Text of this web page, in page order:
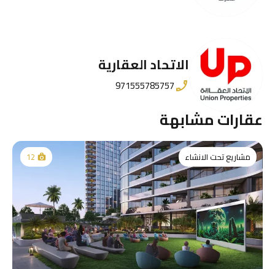
الاتحاد العقارية
971555785757
عقارات مشابهة
مشاريع تحت الانشاء 12